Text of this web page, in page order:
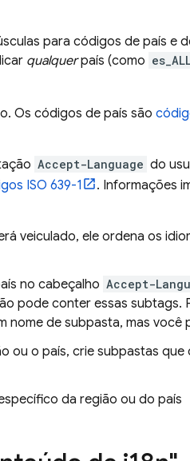
para códigos de país e
qualquerpaís (como
Os códigos de país são
Accept-Language do
ISO 639-1
. Informações
veiculado, ele ordena os
no cabeçalho Accept-
pode conter essas subtags.
nome de subpasta, mas você
ou o país, crie subpastas
da região ou do país